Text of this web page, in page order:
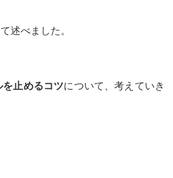
述べました。
止めるコツについて、考えていき